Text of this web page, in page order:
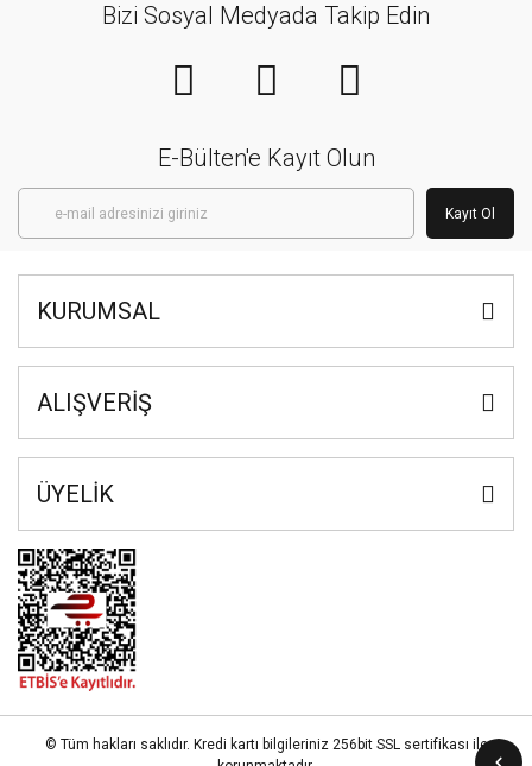
Bizi Sosyal Medyada Takip Edin
E-Bülten'e Kayıt Olun
Kayıt Ol
KURUMSAL
ALIŞVERİŞ
ÜYELİK
© Tüm hakları saklıdır. Kredi kartı bilgileriniz 256bit SSL sertifikası ile